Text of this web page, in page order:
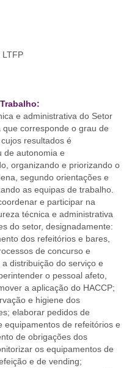
LTFP
e administrativa do Setor
que corresponde o grau de
resultados é
de autonomia e
organizando e priorizando o
segundo orientações e
as equipas de trabalho.
e participar na
técnica e administrativa
do setor, designadamente:
dos refeitórios e bares,
de concurso e
distribuição do serviço e
o pessoal afeto,
a aplicação do HACCP;
e higiene dos
elaborar pedidos de
equipamentos de refeitórios e
de obrigações dos
os equipamentos de
e de vending;